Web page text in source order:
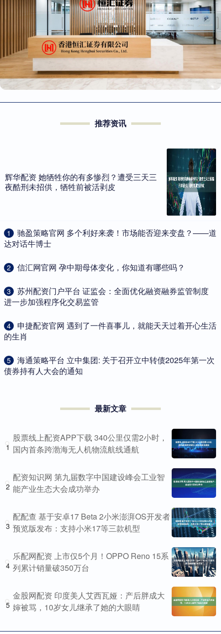
推荐资讯
辉华配资 她牺牲你的有多惨烈？遭受三天三
夜酷刑未招供，牺牲前被活剥皮
1
​驰盈策略官网 多个利好来袭！市场能否迎来变盘？——道
达对话牛博士
2 ​信汇网官网 孕中期母体变化，你知道有哪些吗？
3
​苏州配资门户平台 证监会：全面优化融资融券监管制度
进一步加强程序化交易监管
4
​申捷配资官网 遇到了一件喜事儿，就能天天过着开心生活
的生肖
5
​海通策略平台 立中集团: 关于召开立中转债2025年第一次
债券持有人大会的通知
最新文章
1
股票线上配资APP下载 340公里仅需2小时，
国内首条跨渤海无人机物流航线通航
2
配资知识网 第九届数字中国建设峰会工业智
能产业生态大会成功举办
3
配配查 基于安卓17 Beta 2小米澎湃OS开发者
预览版发布：支持小米17等三款机型
4
乐配网配资 上市仅5个月！OPPO Reno 15系
列累计销量破350万台
5
金股网配资 印度美人艾西瓦娅：产后胖成大
婶被骂，10岁女儿继承了她的大眼睛